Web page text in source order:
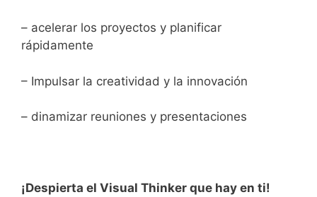
– acelerar los proyectos y planificar
rápidamente
– Impulsar la creatividad y la innovación
– dinamizar reuniones y presentaciones
¡Despierta el Visual Thinker que hay en ti!